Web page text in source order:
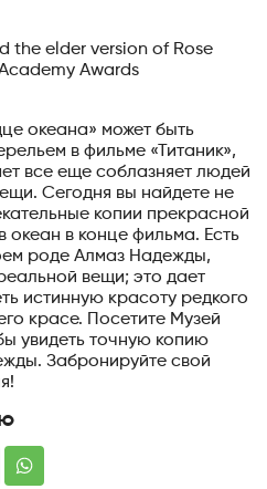
океана» может быть
в фильме «Титаник»,
все еще соблазняет людей
Сегодня вы найдете не
копии прекрасной
в конце фильма. Есть
роде Алмаз Надежды,
вещи; это дает
истинную красоту редкого
красе. Посетите Музей
увидеть точную копию
Забронируйте свой